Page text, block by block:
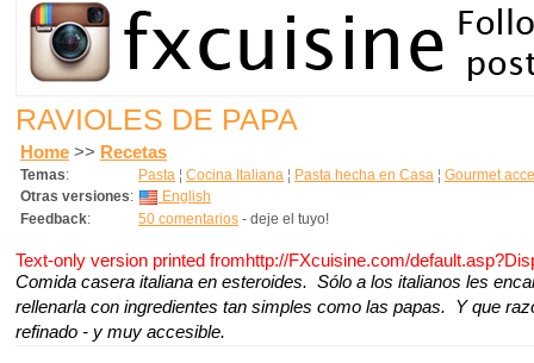
RAVIOLES DE PAPA
Home >> Recetas
Temas: Pasta ¦ Cocina Italiana ¦ Pasta hecha en Casa ¦ Gourmet
Otras versiones:
English
Feedback: 50 comentarios - deje el tuyo!
Text-only version printed fromhttp://FXcuisine.com/
Comida casera italiana en esteroides. Sólo a los italianos les
rellenarla con ingredientes tan simples como las papas. Y que
refinado - y muy accesible.